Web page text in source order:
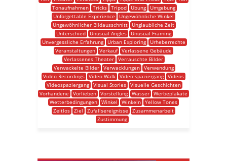
Tonaufnahmen
Tricks Tripod Übung
Umgebung
Unforgettable Experience
Ungewöhnliche Winkel
Ungewöhnlicher Bildausschnitt
Unglaubliche Zeit
Unterschied
Unusual Angles
Unusual Framing
Unvergessliche Erfahrung
Urban Exploring
Urheberrechte
Veranstaltungen Verkauf Verlassene Gebäude
Verlassenes Theater Verrauschte Bilder
Verwackelte Bilder
Verwacklungen
Verwendung
Video Recordings Video Walk Video-spaziergang Videos
Videospaziergang
Visual Stories
Visuelle Geschichten
Vorhandene
Vorlieben Vorstellung Wasser Werbeplakate
Wetterbedingungen Winkel Winkeln Yellow Tones
Zeitlos Ziel Zufallsereignisse
Zusammenarbeit
Zustimmung